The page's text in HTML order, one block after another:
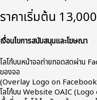
ราคาเริ่มต้น
เงื่อนไขการสนับสนุนและโฆษณา
โลโก้บนหน้าจอถ่ายทอดสดผ่าน
ของจอ
(Overlay Logo on
โลโก้บน Website OAIC